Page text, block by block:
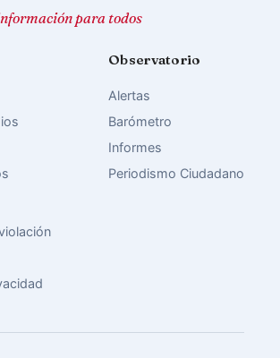
para todos
Observatorio
Alertas
Barómetro
Informes
Periodismo Ciudadano